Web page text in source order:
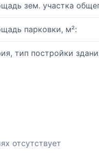
зем. участка
парковки, м²:
тип постройки
отсутствует